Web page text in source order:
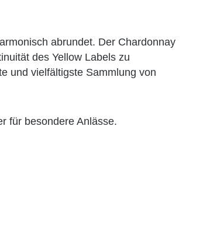
abrundet. Der Chardonnay
des Yellow Labels zu
und vielfältigste Sammlung von
für besondere Anlässe.